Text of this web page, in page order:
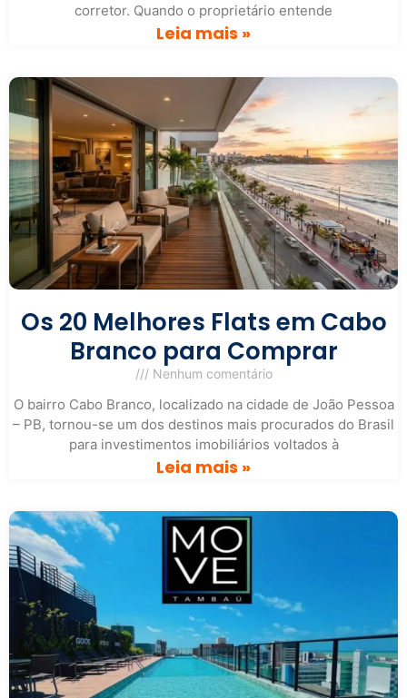
corretor. Quando o proprietário entende
Leia mais »
Os 20 Melhores Flats em Cabo
Branco para Comprar
Nenhum comentário
O bairro Cabo Branco, localizado na cidade de João Pessoa
– PB, tornou-se um dos destinos mais procurados do Brasil
para investimentos imobiliários voltados à
Leia mais »